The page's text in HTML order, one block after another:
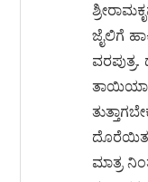
ಜೈಲಿಗೆ
ತಾಯಿಯಾದ
ಮಾತ್ರ